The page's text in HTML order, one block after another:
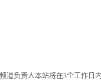
负责人本站将在3个工作日